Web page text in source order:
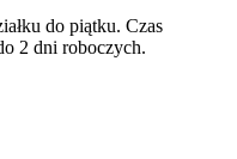
do piątku. Czas
2 dni roboczych.